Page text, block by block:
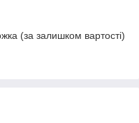
(за залишком вартості)